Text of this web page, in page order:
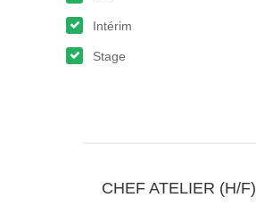
Intérim
Stage
CHEF ATELIER (H/F)